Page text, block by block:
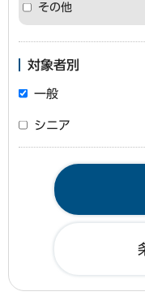
その他
対象者別
一般
シニア